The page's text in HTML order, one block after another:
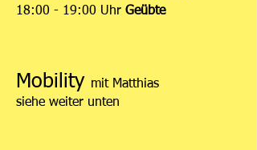
18:00 - 19:00 Uhr Geübte
Mobility mit Matthias
siehe weiter unten